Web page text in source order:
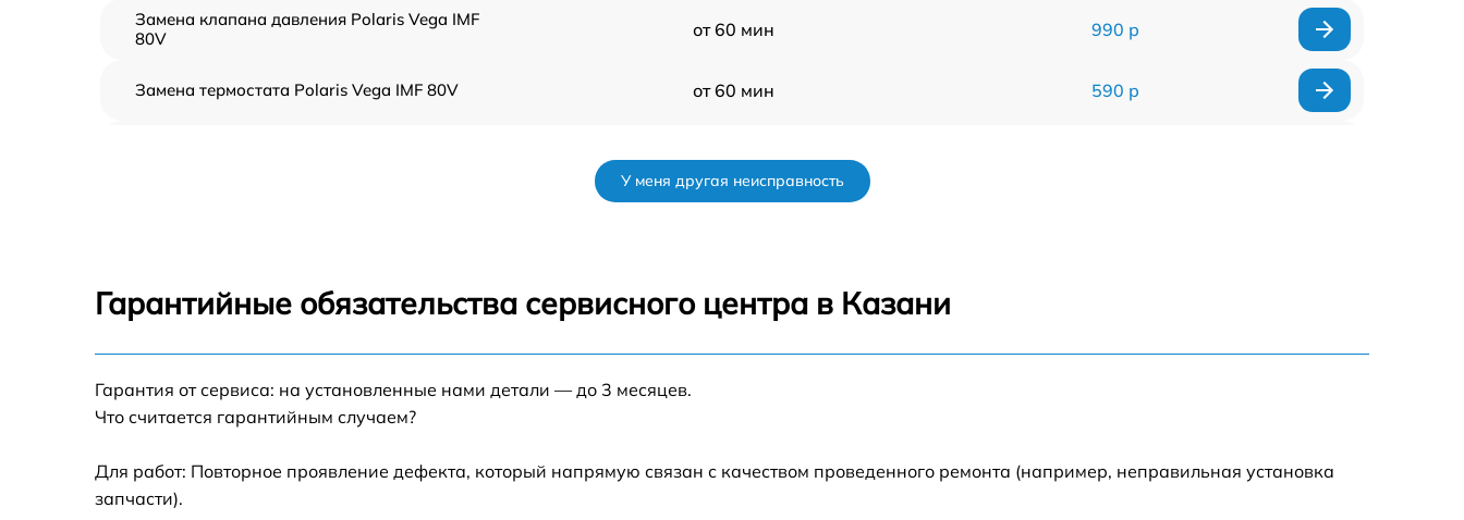
Замена клапана давления Polaris Vega IMF
80V
от 60 мин 990 р
Замена термостата Polaris Vega IMF 80V от 60 мин 590 р
Замена прокладки Polaris Vega IMF 80V
80V
Замена труб поступления воды Polaris Vega
У меня другая неисправность
Гарантийные обязательства сервисного центра в Казани
Гарантия от сервиса: на установленные нами детали — до 3 месяцев.
Что считается гарантийным случаем?
Для работ: Повторное проявление дефекта, который напрямую связан с качеством проведенного ремонта (например, неправильная установка
запчасти).